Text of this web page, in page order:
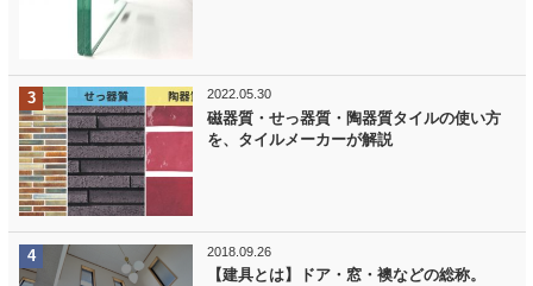
2022.05.30
磁器質・せっ器質・陶器質タイルの使い方
を、タイルメーカーが解説
2018.09.26
【建具とは】ドア・窓・襖などの総称。